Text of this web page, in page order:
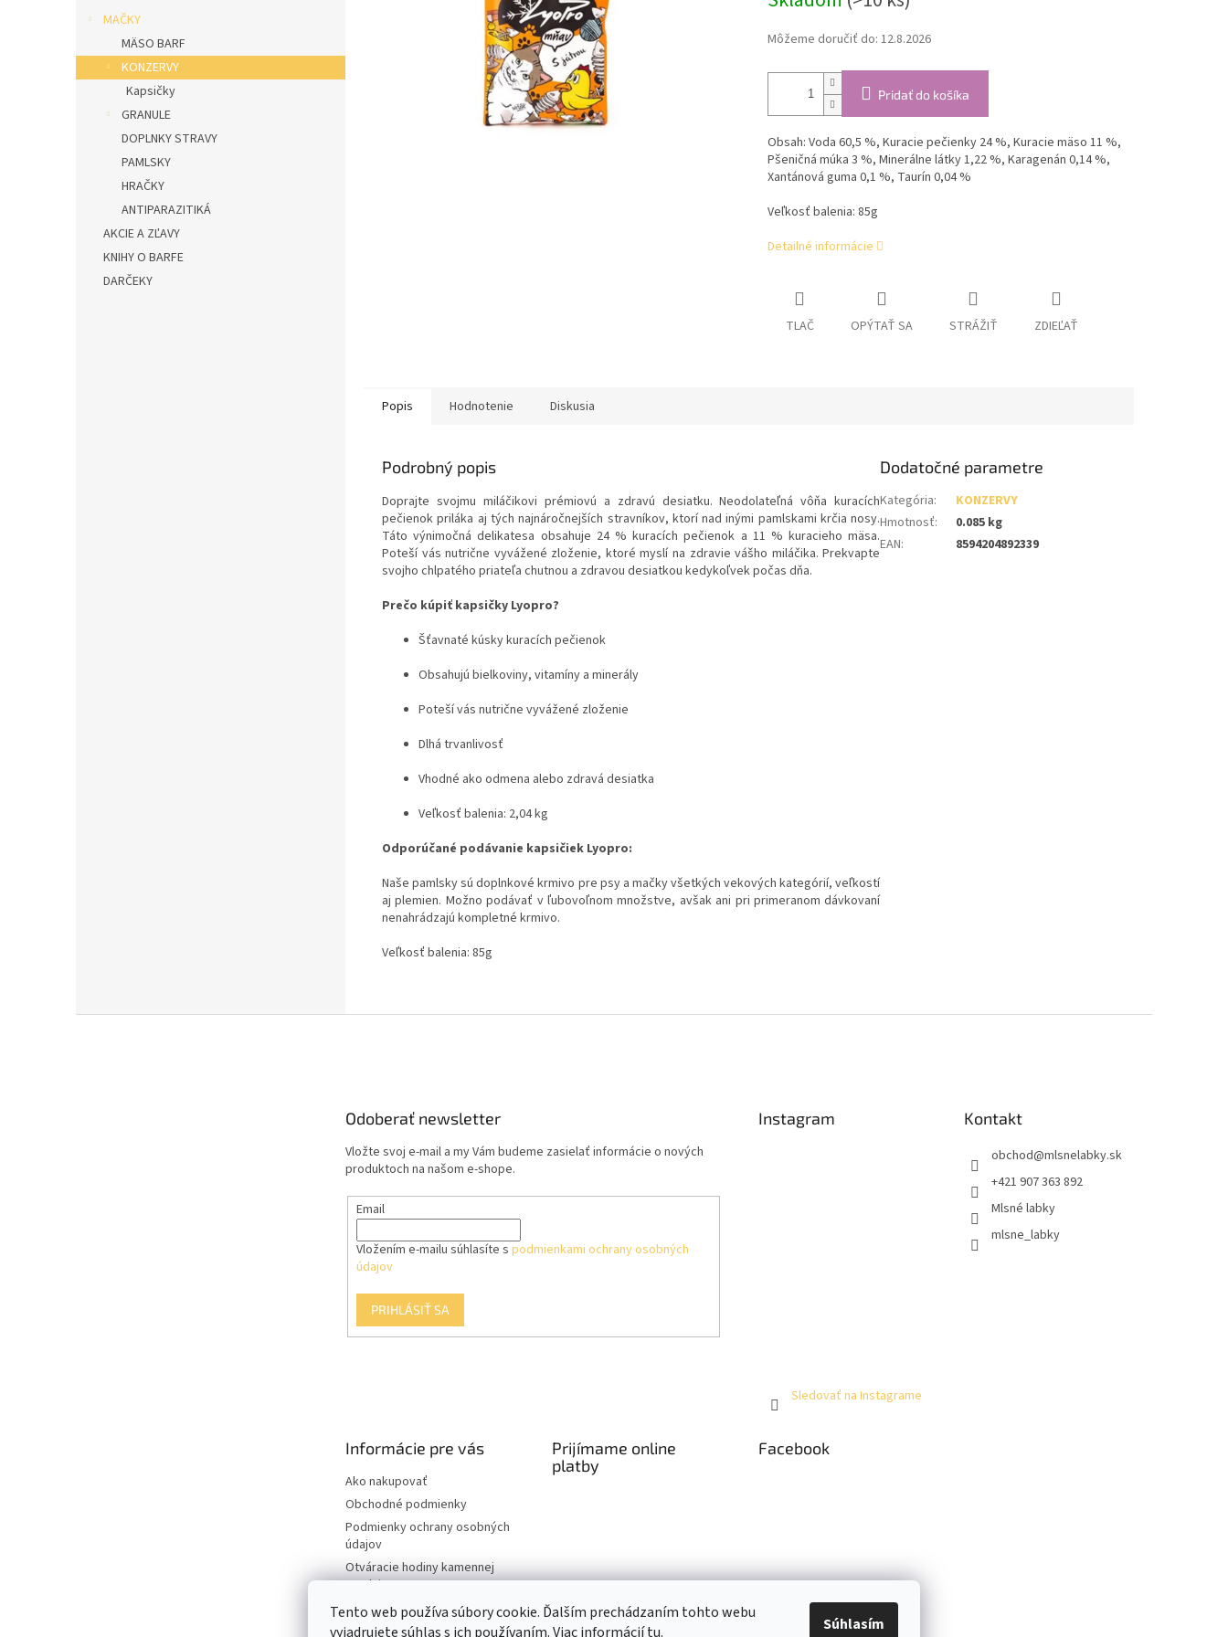
Tento web používa súbory cookie. Ďalším prechádzaním tohto webu
vyjadrujete súhlas s ich používaním. Viac informáciítu. Súhlasím
MAČKY
MÄSO BARF
KONZERVY
Kapsičky
GRANULE
DOPLNKY STRAVY
PAMLSKY
HRAČKY
ANTIPARAZITIKÁ
AKCIE A ZĽAVY
KNIHY O BARFE
DARČEKY
Môžeme doručiť do: 12.8.2026
Pridať do košíka
Obsah: Voda 60,5 %, Kuracie pečienky 24 %, Kuracie mäso 11 %,
Pšeničná múka 3 %, Minerálne látky 1,22 %, Karagenán 0,14 %,
Xantánová guma 0,1 %, Taurín 0,04 %
Veľkosť balenia: 85g
Detailné informácie
TLAČ OPÝTAŤ SA STRÁŽIŤ ZDIEĽAŤ
Popis Hodnotenie Diskusia
Podrobný popis
Doprajte svojmu miláčikovi prémiovú a zdravú desiatku. Neodolateľná vôňa kuracích
pečienok priláka aj tých najnáročnejších stravníkov, ktorí nad inými pamlskami krčia nosy.
Táto výnimočná delikatesa obsahuje 24 % kuracích pečienok a 11 % kuracieho mäsa.
Poteší vás nutrične vyvážené zloženie, ktoré myslí na zdravie vášho miláčika. Prekvapte
svojho chlpatého priateľa chutnou a zdravou desiatkou kedykoľvek počas dňa.
Prečo kúpiť kapsičky Lyopro?
Šťavnaté kúsky kuracích pečienok
Obsahujú bielkoviny, vitamíny a minerály
Poteší vás nutrične vyvážené zloženie
Dlhá trvanlivosť
Vhodné ako odmena alebo zdravá desiatka
Veľkosť balenia: 2,04 kg
Odporúčané podávanie kapsičiek Lyopro:
Naše pamlsky sú doplnkové krmivo pre psy a mačky všetkých vekových kategórií, veľkostí
aj plemien. Možno podávať v ľubovoľnom množstve, avšak ani pri primeranom dávkovaní
nenahrádzajú kompletné krmivo.
Veľkosť balenia: 85g
Dodatočné parametre
Kategória:
KONZERVY
Hmotnosť:
0.085 kg
EAN: 8594204892339
Odoberať newsletter
Vložte svoj e-mail a my Vám budeme zasielať informácie o nových
produktoch na našom e-shope.
Email
Vložením e-mailu súhlasíte s podmienkami ochrany osobných
údajov
PRIHLÁSIŤ SA
Instagram
Sledovať na Instagrame
Kontakt
obchod@mlsnelabky.sk
+421 907 363 892
Mlsné labky
mlsne_labky
Informácie pre vás
Ako nakupovať
Obchodné podmienky
Podmienky ochrany osobných
údajov
Otváracie hodiny kamennej
predajne
Prijímame online
platby
Facebook